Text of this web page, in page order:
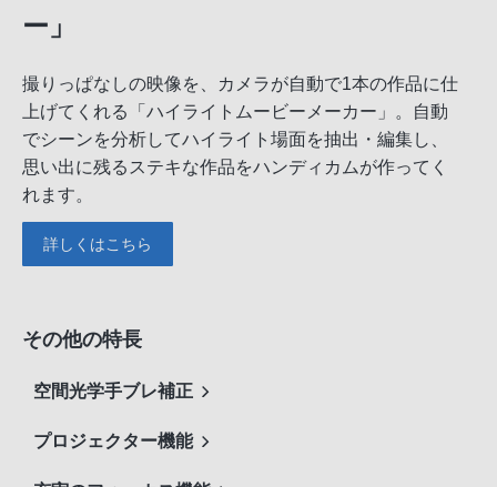
ー」
撮りっぱなしの映像を、カメラが自動で1本の作品に仕
上げてくれる「ハイライトムービーメーカー」。自動
でシーンを分析してハイライト場面を抽出・編集し、
思い出に残るステキな作品をハンディカムが作ってく
れます。
詳しくはこちら
その他の特長
空間光学手ブレ補正
プロジェクター機能